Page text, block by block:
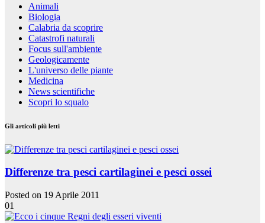
Animali
Biologia
Calabria da scoprire
Catastrofi naturali
Focus sull'ambiente
Geologicamente
L'universo delle piante
Medicina
News scientifiche
Scopri lo squalo
Gli articoli più letti
Differenze tra pesci cartilaginei e pesci ossei
Posted on 19 Aprile 2011
01